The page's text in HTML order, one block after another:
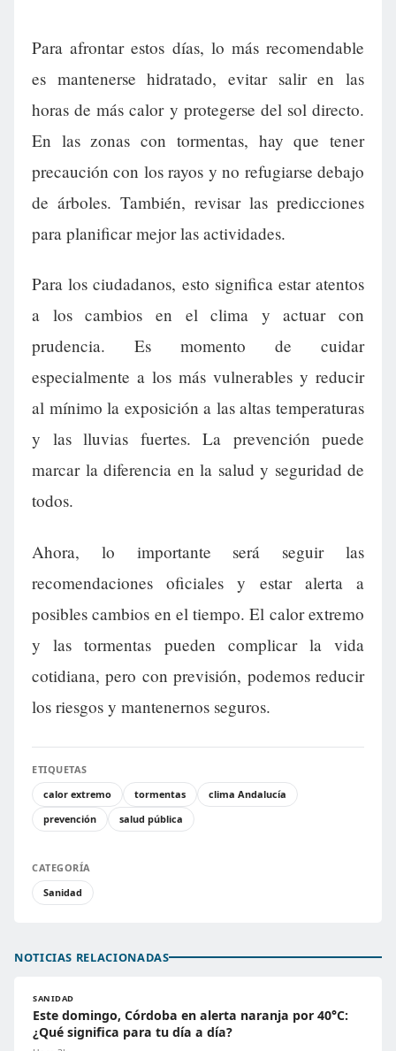
Para afrontar estos días, lo más recomendable
es mantenerse hidratado, evitar salir en las
horas de más calor y protegerse del sol directo.
En las zonas con tormentas, hay que tener
precaución con los rayos y no refugiarse debajo
de árboles. También, revisar las predicciones
para planificar mejor las actividades.
Para los ciudadanos, esto significa estar atentos
a los cambios en el clima y actuar con
prudencia. Es momento de cuidar
especialmente a los más vulnerables y reducir
al mínimo la exposición a las altas temperaturas
y las lluvias fuertes. La prevención puede
marcar la diferencia en la salud y seguridad de
todos.
Ahora, lo importante será seguir las
recomendaciones oficiales y estar alerta a
posibles cambios en el tiempo. El calor extremo
y las tormentas pueden complicar la vida
cotidiana, pero con previsión, podemos reducir
los riesgos y mantenernos seguros.
ETIQUETAS
calor extremo
tormentas
clima Andalucía
prevención
salud pública
CATEGORÍA
Sanidad
NOTICIAS RELACIONADAS
SANIDAD
Este domingo, Córdoba en alerta naranja por 40°C:
¿Qué significa para tu día a día?